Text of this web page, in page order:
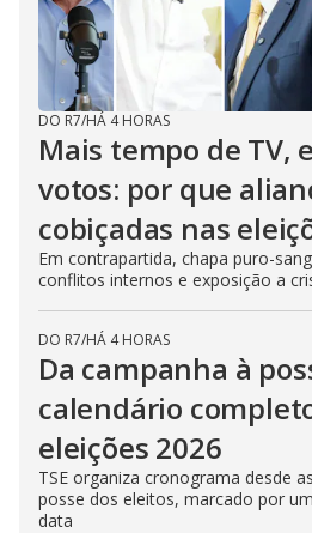
DO R7/HÁ 4 HORAS
Mais tempo de TV,
votos: por que
cobiçadas nas
Em contrapartida, chapa puro-
conflitos internos e exposição a
DO R7/HÁ 4 HORAS
Da campanha à
calendário
eleições 2026
TSE organiza cronograma desde
posse dos eleitos, marcado por
data